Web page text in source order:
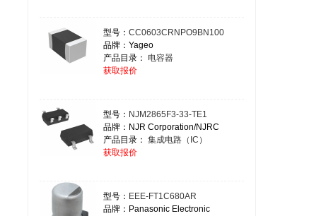
型号： CC0603CRNPO9BN100
品牌：Yageo
产品目录： 电容器
获取报价
型号： NJM2865F3-33-TE1
品牌：NJR Corporation/NJRC
产品目录： 集成电路（IC）
获取报价
型号： EEE-FT1C680AR
品牌：Panasonic Electronic